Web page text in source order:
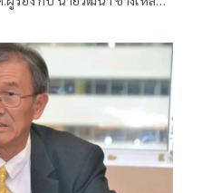
กตั้ง นายก อบจ.ใหม่)